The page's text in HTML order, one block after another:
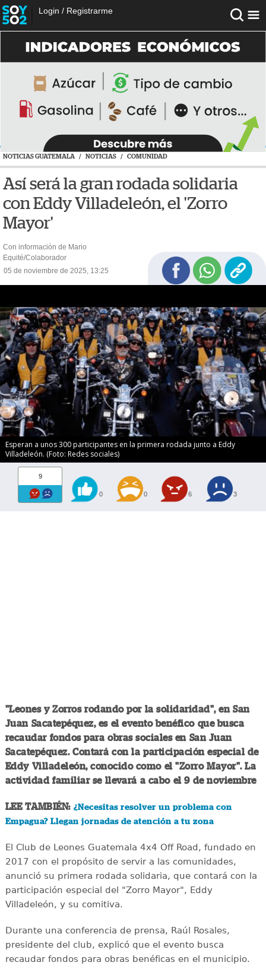
Login / Registrarme
NOTICIAS GUATEMALA / NOTICIAS / COMUNIDAD
Así será la gran rodada solidaria
con Eddy Villadeleón, el 'Zorro
Mayor'
Con información de Mario
Equité/Colaborador
05 de noviembre de 2025, 13:25
Esperan a unos 300 participantes en la primera rodada junto a Eddy
Villadeleón. (Foto: Redes sociales)
9
0 0 6 3
"Leones y Zorros rodando por la solidaridad", en San
Juan Sacatepéquez, es el evento benéfico que busca
recaudar fondos para obras sociales en San Juan
Sacatepéquez. Contará con la participación especial de
Eddy Villadeleón, conocido como el "Zorro Mayor". La
actividad familiar se llevará a cabo el 9 de noviembre
LEE TAMBIÉN: ¿Necesitas resolver un problema con
Empagua? Llegan jornadas de atención a tu zona
El Club de Leones Guatemala 4x4 Off Road, fundado en
2017 con el propósito de servir a las comunidades,
anunció su primera rodada solidaria, que contará con la
participación especial del "Zorro Mayor", Eddy
Villadeleón, y su comitiva.
Durante una conferencia de prensa, Raúl Rosales,
presidente del club, explicó que el evento busca
recaudar fondos para obras benéficas en el municipio.